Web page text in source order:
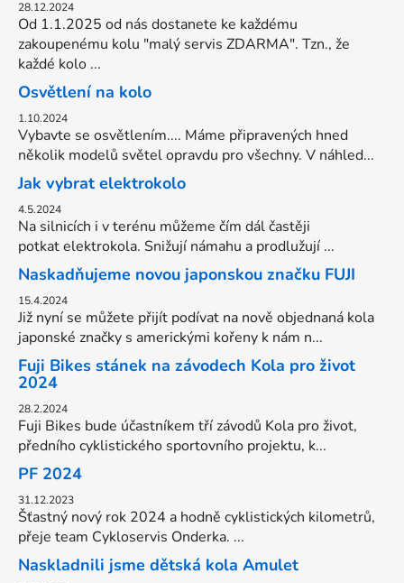
28.12.2024
Od 1.1.2025 od nás dostanete ke každému
zakoupenému kolu "malý servis ZDARMA". Tzn., že
každé kolo ...
Osvětlení na kolo
1.10.2024
Vybavte se osvětlením.... Máme připravených hned
několik modelů světel opravdu pro všechny. V náhled...
Jak vybrat elektrokolo
4.5.2024
Na silnicích i v terénu můžeme čím dál častěji
potkat elektrokola. Snižují námahu a prodlužují ...
Naskadňujeme novou japonskou značku FUJI
15.4.2024
Již nyní se můžete přijít podívat na nově objednaná kola
japonské značky s americkými kořeny k nám n...
Fuji Bikes stánek na závodech Kola pro život
2024
28.2.2024
Fuji Bikes bude účastníkem tří závodů Kola pro život,
předního cyklistického sportovního projektu, k...
PF 2024
31.12.2023
Šťastný nový rok 2024 a hodně cyklistických kilometrů,
přeje team Cykloservis Onderka. ...
Naskladnili jsme dětská kola Amulet